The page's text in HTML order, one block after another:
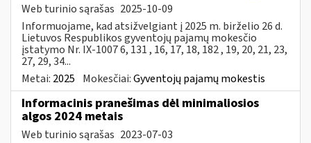
Web turinio sąrašas 2025-10-09
Informuojame, kad atsižvelgiant į 2025 m. birželio 26 d.
Lietuvos Respublikos gyventojų pajamų mokesčio
įstatymo Nr. IX-1007 6, 131 , 16, 17, 18, 182 , 19, 20, 21, 23,
27, 29, 34...
Metai: 2025 Mokesčiai:Gyventojų pajamų mokestis
Informacinis pranešimas dėl minimaliosios
algos 2024 metais
Web turinio sąrašas 2023-07-03